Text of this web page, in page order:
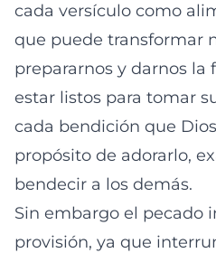
cada versículo como
que puede transformar
prepararnos y darnos la
estar listos para tomar
cada bendición que
propósito de adorarlo,
bendecir a los demás.
Sin embargo el pecado
provisión, ya que